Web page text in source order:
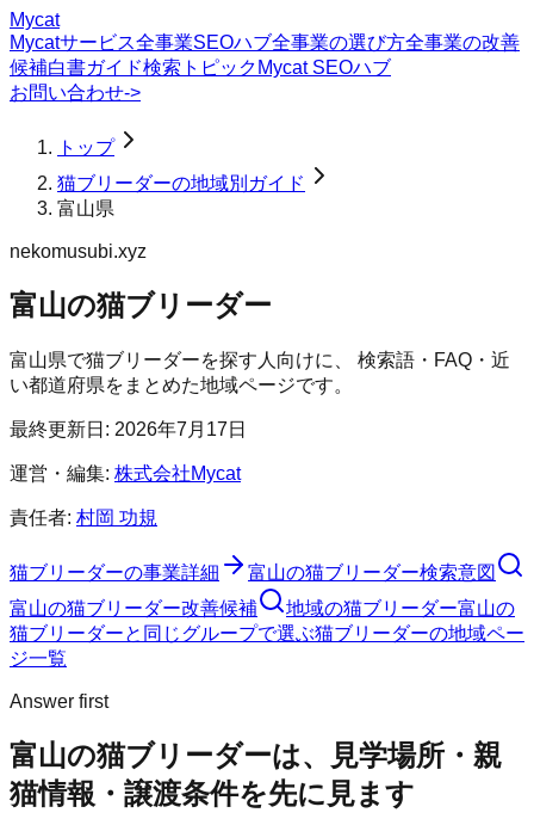
Mycat
Mycatサービス全事業SEOハブ全事業の選び方全事業の改善
候補白書ガイド検索トピック Mycat SEOハブ
お問い合わせ->
トップ
猫ブリーダーの地域別ガイド
富山県
nekomusubi.xyz
富山の猫ブリーダー
富山県で猫ブリーダーを探す人向けに、 検索語・FAQ・近
い都道府県をまとめた地域ページです。
最終更新日: 2026年7月17日
運営・編集: 株式会社Mycat
責任者: 村岡 功規
猫ブリーダーの事業詳細
富山の猫ブリーダー検索意図
富山の猫ブリーダー改善候補
地域の猫ブリーダー富山の
猫ブリーダーと同じグループで選ぶ猫ブリーダーの地域ペー
ジ一覧
Answer first
富山の猫ブリーダーは、見学場所・親
猫情報・譲渡条件を先に見ます